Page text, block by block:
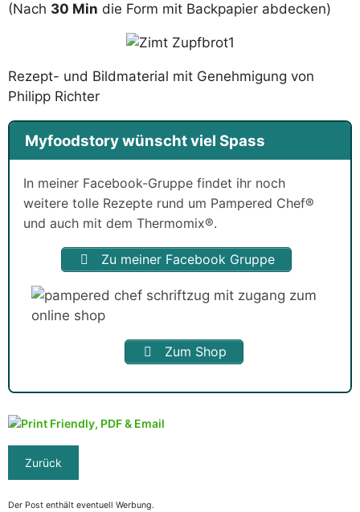
(Nach 30 Min die Form mit Backpapier abdecken)
Rezept- und Bildmaterial mit Genehmigung von
Philipp Richter
Myfoodstory wünscht viel Spass
In meiner Facebook-Gruppe findet ihr noch
weitere tolle Rezepte rund um Pampered Chef®
und auch mit dem Thermomix®.
Zu meiner Facebook Gruppe
Zum Shop
Der Post enthält eventuell Werbung.